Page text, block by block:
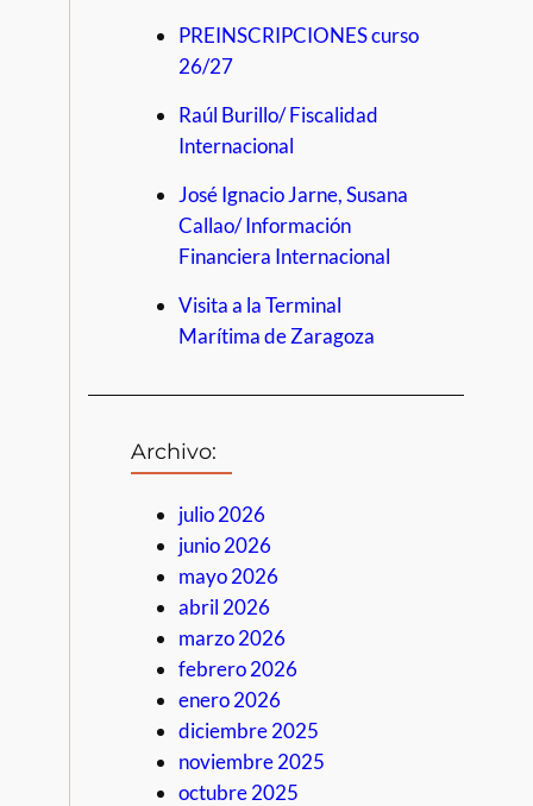
PREINSCRIPCIONES curso
26/27
Raúl Burillo/ Fiscalidad
Internacional
José Ignacio Jarne, Susana
Callao/ Información
Financiera Internacional
Visita a la Terminal
Marítima de Zaragoza
Archivo:
julio 2026
junio 2026
mayo 2026
abril 2026
marzo 2026
febrero 2026
enero 2026
diciembre 2025
noviembre 2025
octubre 2025